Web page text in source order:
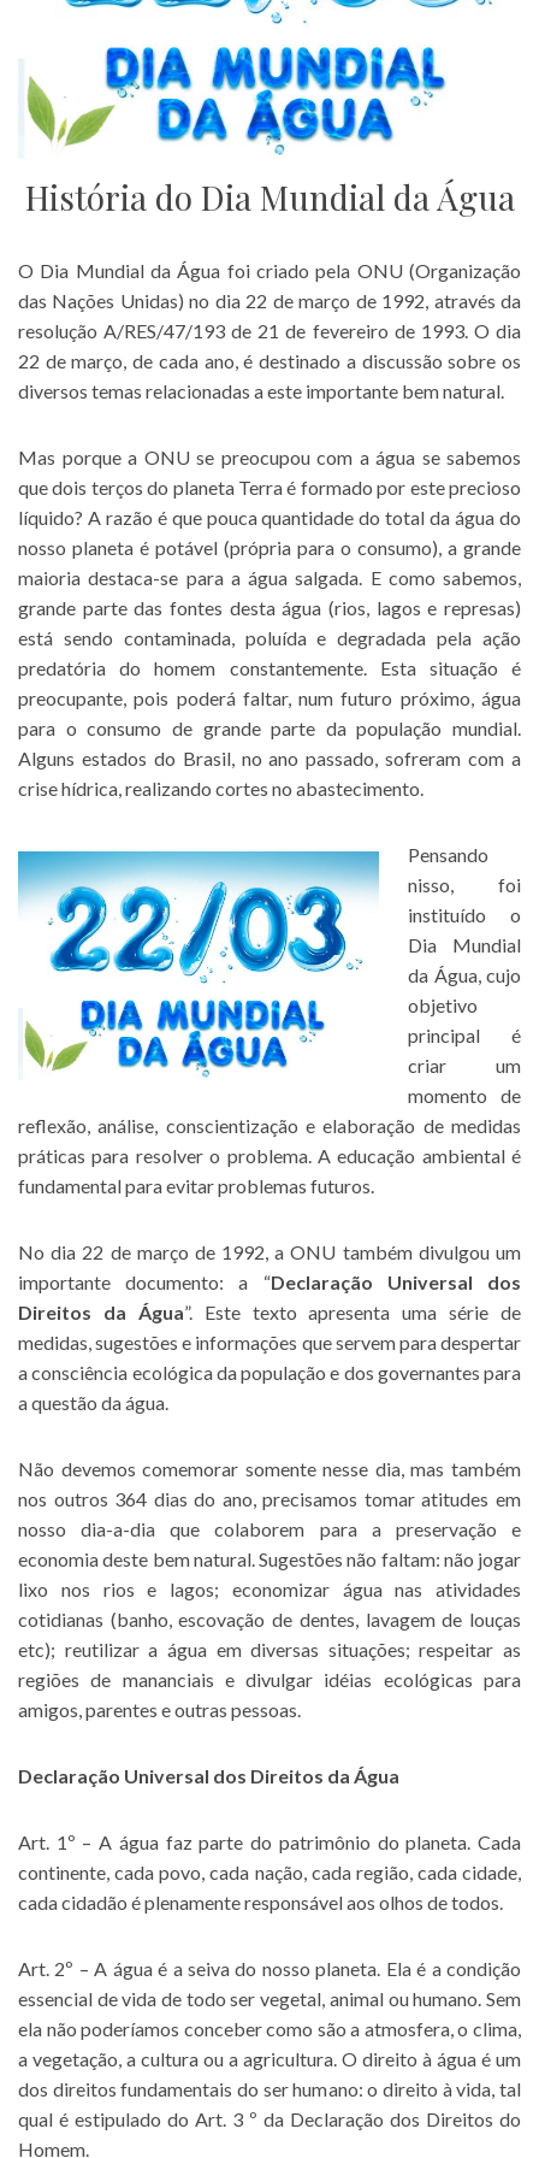
História do Dia Mundial da Água
O Dia Mundial da Água foi criado pela ONU (Organização
das Nações Unidas) no dia 22 de março de 1992, através da
resolução A/RES/47/193 de 21 de fevereiro de 1993. O dia
22 de março, de cada ano, é destinado a discussão sobre os
diversos temas relacionadas a este importante bem natural.
Mas porque a ONU se preocupou com a água se sabemos
que dois terços do planeta Terra é formado por este precioso
líquido? A razão é que pouca quantidade do total da água do
nosso planeta é potável (própria para o consumo), a grande
maioria destaca-se para a água salgada. E como sabemos,
grande parte das fontes desta água (rios, lagos e represas)
está sendo contaminada, poluída e degradada pela ação
predatória do homem constantemente. Esta situação é
preocupante, pois poderá faltar, num futuro próximo, água
para o consumo de grande parte da população mundial.
Alguns estados do Brasil, no ano passado, sofreram com a
crise hídrica, realizando cortes no abastecimento.
Pensando
nisso, foi
instituído o
Dia Mundial
da Água, cujo
objetivo
principal é
criar um
momento de
reflexão, análise, conscientização e elaboração de medidas
práticas para resolver o problema. A educação ambiental é
fundamental para evitar problemas futuros.
No dia 22 de março de 1992, a ONU também divulgou um
importante documento: a “Declaração Universal dos
Direitos da Água”. Este texto apresenta uma série de
medidas, sugestões e informações que servem para despertar
a consciência ecológica da população e dos governantes para
a questão da água.
Não devemos comemorar somente nesse dia, mas também
nos outros 364 dias do ano, precisamos tomar atitudes em
nosso dia-a-dia que colaborem para a preservação e
economia deste bem natural. Sugestões não faltam: não jogar
lixo nos rios e lagos; economizar água nas atividades
cotidianas (banho, escovação de dentes, lavagem de louças
etc); reutilizar a água em diversas situações; respeitar as
regiões de mananciais e divulgar idéias ecológicas para
amigos, parentes e outras pessoas.
Declaração Universal dos Direitos da Água
Art. 1º – A água faz parte do patrimônio do planeta. Cada
continente, cada povo, cada nação, cada região, cada cidade,
cada cidadão é plenamente responsável aos olhos de todos.
Art. 2º – A água é a seiva do nosso planeta. Ela é a condição
essencial de vida de todo ser vegetal, animal ou humano. Sem
ela não poderíamos conceber como são a atmosfera, o clima,
a vegetação, a cultura ou a agricultura. O direito à água é um
dos direitos fundamentais do ser humano: o direito à vida, tal
qual é estipulado do Art. 3 º da Declaração dos Direitos do
Homem.